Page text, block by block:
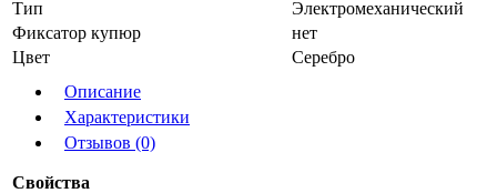
Тип
Электромеханический
Фиксатор купюр
нет
Цвет
Серебро
Описание
Характеристики
Отзывов (0)
Свойства